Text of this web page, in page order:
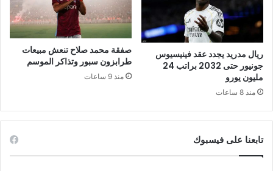
ريال مدريد يجدد عقد فينيسيوس
جونيور حتى 2032 براتب 24
مليون يورو
منذ 8 ساعات
صفقة محمد صلاح تنعش مبيعات
طرابزون سبور وتذاكر الموسم
منذ 9 ساعات
تابعنا على فيسبوك